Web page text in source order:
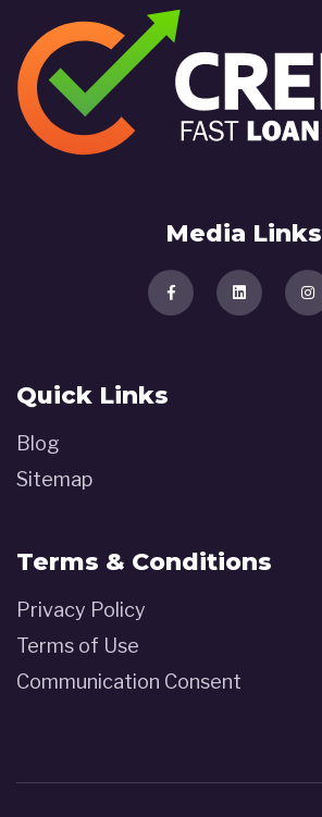
Media Links
Quick Links
Blog
Sitemap
Terms & Conditions
Privacy Policy
Terms of Use
Communication Consent